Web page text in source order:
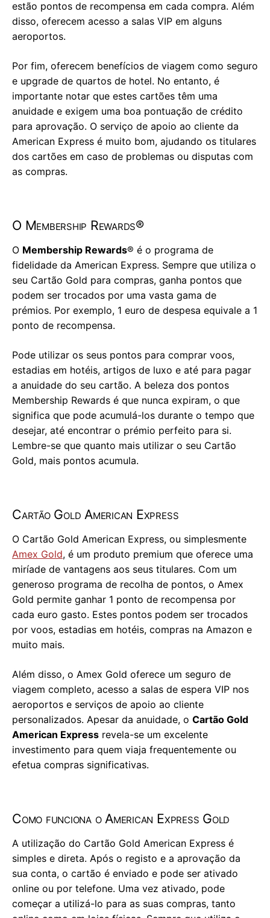
estão pontos de recompensa em cada compra. Além
disso, oferecem acesso a salas VIP em alguns
aeroportos.
Por fim, oferecem benefícios de viagem como seguro
e upgrade de quartos de hotel. No entanto, é
importante notar que estes cartões têm uma
anuidade e exigem uma boa pontuação de crédito
para aprovação. O serviço de apoio ao cliente da
American Express é muito bom, ajudando os titulares
dos cartões em caso de problemas ou disputas com
as compras.
O Membership Rewards®
O Membership Rewards® é o programa de
fidelidade da American Express. Sempre que utiliza o
seu Cartão Gold para compras, ganha pontos que
podem ser trocados por uma vasta gama de
prémios. Por exemplo, 1 euro de despesa equivale a 1
ponto de recompensa.
Pode utilizar os seus pontos para comprar voos,
estadias em hotéis, artigos de luxo e até para pagar
a anuidade do seu cartão. A beleza dos pontos
Membership Rewards é que nunca expiram, o que
significa que pode acumulá-los durante o tempo que
desejar, até encontrar o prémio perfeito para si.
Lembre-se que quanto mais utilizar o seu Cartão
Gold, mais pontos acumula.
Cartão Gold American Express
O Cartão Gold American Express, ou simplesmente
Amex Gold, é um produto premium que oferece uma
miríade de vantagens aos seus titulares. Com um
generoso programa de recolha de pontos, o Amex
Gold permite ganhar 1 ponto de recompensa por
cada euro gasto. Estes pontos podem ser trocados
por voos, estadias em hotéis, compras na Amazon e
muito mais.
Além disso, o Amex Gold oferece um seguro de
viagem completo, acesso a salas de espera VIP nos
aeroportos e serviços de apoio ao cliente
personalizados. Apesar da anuidade, o Cartão Gold
American Express revela-se um excelente
investimento para quem viaja frequentemente ou
efetua compras significativas.
Como funciona o American Express Gold
A utilização do Cartão Gold American Express é
simples e direta. Após o registo e a aprovação da
sua conta, o cartão é enviado e pode ser ativado
online ou por telefone. Uma vez ativado, pode
começar a utilizá-lo para as suas compras, tanto